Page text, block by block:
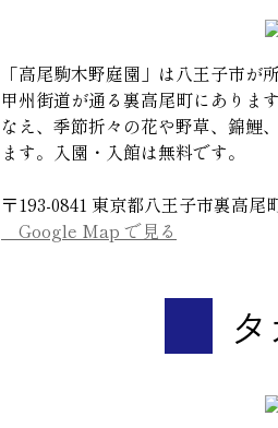
「高尾駒木野庭園」は八王子市が
甲州街道が通る裏高尾町にありま
なえ、季節折々の花や野草、錦鯉
ます。入園・入館は無料です。
〒193-0841 東京都八王子市裏高尾
Google Map で見る